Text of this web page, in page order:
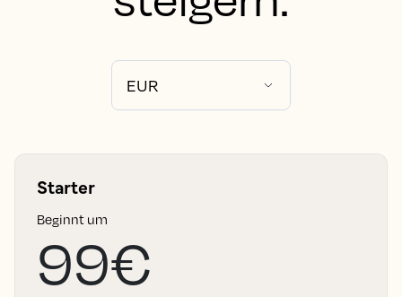
Starter
Beginnt um
99€